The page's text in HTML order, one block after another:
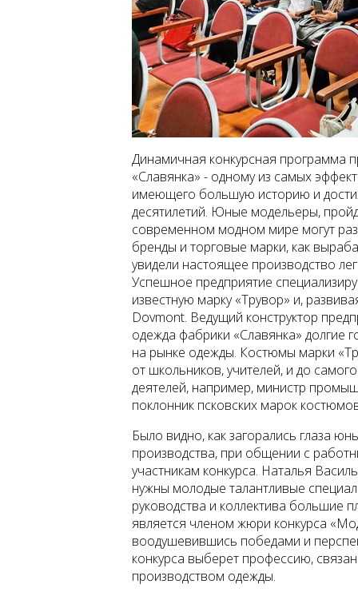
Динамичная конкурсная программа
«Славянка» - одному из самых
имеющего большую историю и
десятилетий. Юные модельеры,
современном модном мире могут
бренды и торговые марки, как
увидели настоящее производство
Успешное предприятие
известную марку «Трувор» и,
Dovmont. Ведущий конструктор
одежда фабрики «Славянка» долгие
на рынке одежды. Костюмы марки
от школьников, учителей, и до
деятелей, например, министр
поклонник псковских марок
Было видно, как загорались глаза
производства, при общении с
участникам конкурса. Наталья
нужны молодые талантливые
руководства и коллектива большие
является членом жюри конкурса
воодушевившись победами и
конкурса выберет профессию,
производством одежды.